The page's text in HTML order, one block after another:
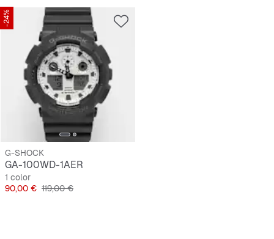
-24%
G-SHOCK
GA-100WD-1AER
1 color
Precio
90,00 € Precio original
119,00 €